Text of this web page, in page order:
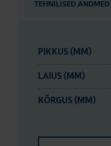
TEHNILISED ANDMED
PIKKUS (MM)
LAIUS (MM)
KÕRGUS (MM)